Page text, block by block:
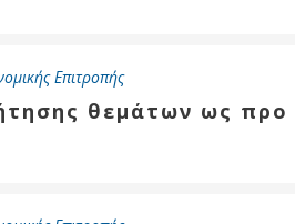
Επιτροπής
θεμάτων ως προ